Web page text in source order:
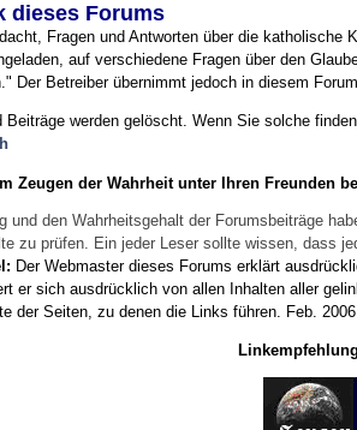
dieses Forums
Fragen und Antworten über die
auf verschiedene Fragen über den
Der Betreiber übernimmt jedoch in diesem
Beiträge werden gelöscht. Wenn Sie solche
Zeugen der Wahrheit unter Ihren Freunden
und den Wahrheitsgehalt der Forumsbeiträge
zu prüfen. Ein jeder Leser sollte wissen, dass
Der Webmaster dieses Forums erklärt
er sich ausdrücklich von allen Inhalten aller
der Seiten, zu denen die Links führen. Feb. 2006